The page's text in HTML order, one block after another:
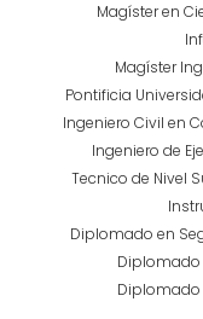
Magíster en
Magíster
Pontificia
Ingeniero Civil en
Ingeniero de
Tecnico de Nivel
Diplomado en
Diplomado
Diplomado